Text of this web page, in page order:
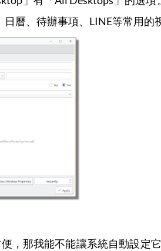
曆、待辦事項、LINE等常用的
，那我能不能讓系統自動設定